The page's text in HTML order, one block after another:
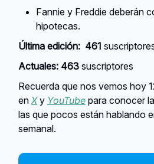
Fannie y Freddie deberán
hipotecas.
Última edición: 461
Actuales: 463 suscriptores
Recuerda que nos vemos hoy
en Xy YouTube para conocer
las que pocos están hablando
semanal.